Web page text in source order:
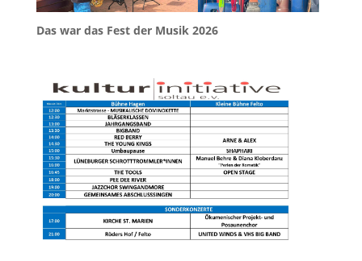
Das war das Fest der Musik 2026